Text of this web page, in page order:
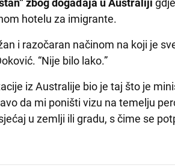
zbog događaja u Australiji
hotelu za imigrante.
i razočaran načinom na koji je
“Nije bilo lako.”
iz Australije bio je taj što je
da mi poništi vizu na temelju
u zemlji ili gradu, s čime se